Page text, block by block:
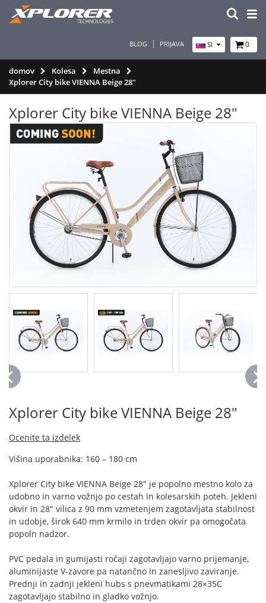
BLOG PRIJAVA SI 0
domov Kolesa
Mestna
Xplorer City bike VIENNA Beige 28"
Xplorer City bike VIENNA Beige 28"
Xplorer City bike VIENNA Beige 28"
Ocenite ta izdelek
Višina uporabnika: 160 – 180 cm
Xplorer City bike VIENNA Beige 28" je popolno mestno kolo za
udobno in varno vožnjo po cestah in kolesarskih poteh. Jekleni
okvir in 28" vilica z 90 mm vzmetenjem zagotavljata stabilnost
in udobje, širok 640 mm krmilo in trden okvir pa omogočata
popoln nadzor.
PVC pedala in gumijasti ročaji zagotavljajo varno prijemanje,
aluminijaste V-zavore pa natančno in zanesljivo zaviranje.
Prednji in zadnji jekleni hubs s pnevmatikami 28×35C
zagotavljajo stabilno in gladko vožnjo.